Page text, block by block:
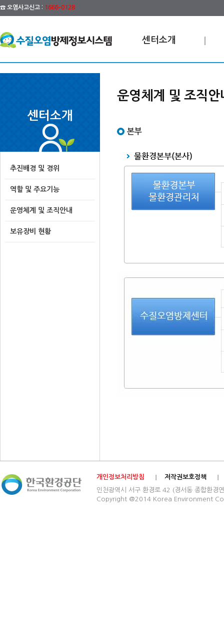
☎ 오염사고신고 : 1666-0128
센터소개
센터소개
추진배경 및 경위
역할 및 주요기능
운영체계 및 조직안내
보유장비 현황
운영체계 및 조직안
본부
개인정보처리방침
저작권보호정책
인천광역시 서구 환경로 42 (경서동 종합
Copyright @2014 Korea Environment